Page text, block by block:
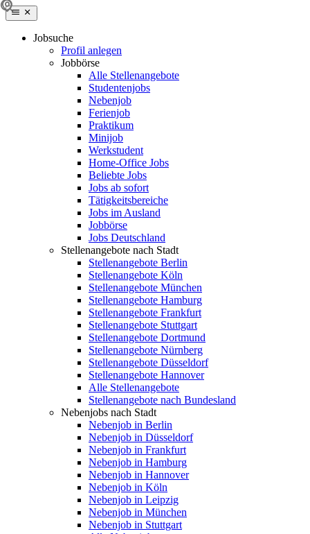
Jobsuche
Profil anlegen
Jobbörse
Alle Stellenangebote
Studentenjobs
Nebenjob
Ferienjob
Praktikum
Minijob
Werkstudent
Home-Office Jobs
Beliebte Jobs
Jobs ab sofort
Tätigkeitsbereiche
Jobs im Ausland
Jobbörse
Jobs Deutschland
Stellenangebote nach Stadt
Stellenangebote Berlin
Stellenangebote Köln
Stellenangebote München
Stellenangebote Hamburg
Stellenangebote Frankfurt
Stellenangebote Stuttgart
Stellenangebote Dortmund
Stellenangebote Nürnberg
Stellenangebote Düsseldorf
Stellenangebote Hannover
Alle Stellenangebote
Stellenangebote nach Bundesland
Nebenjobs nach Stadt
Nebenjob in Berlin
Nebenjob in Düsseldorf
Nebenjob in Frankfurt
Nebenjob in Hamburg
Nebenjob in Hannover
Nebenjob in Köln
Nebenjob in Leipzig
Nebenjob in München
Nebenjob in Stuttgart